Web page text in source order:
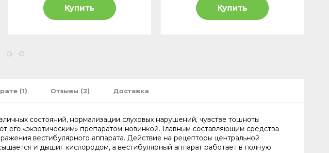
Купить Купить
(1) Отзывы (2) Доставка
состояний, нормализации слуховых нарушений, чувстве тошноты
его «экзотическим» препаратом-новинкой. Главным составляющим средства
вестибулярного аппарата. Действие на рецепторы центральной
и дышит кислородом, а вестибулярный аппарат работает в полную